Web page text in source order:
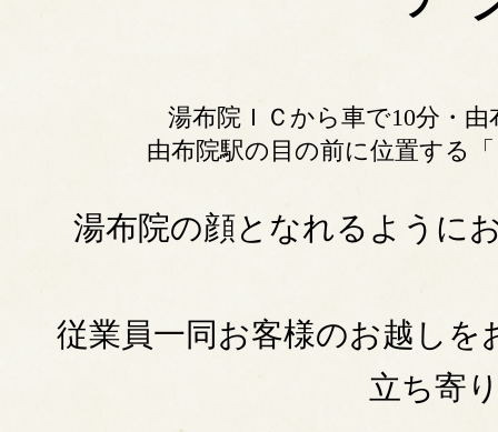
湯布院ＩＣから車で10分・
由布院駅の目の前に位置する
湯布院の顔となれるように
従業員一同お客様のお越し
立ち寄